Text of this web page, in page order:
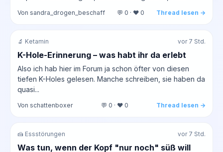
Von sandra_drogen_beschaff 💬 0 · ❤️ 0 Thread lesen →
🔬 Ketamin vor 7 Std.
K-Hole-Erinnerung – was habt ihr da erlebt
Also ich hab hier im Forum ja schon öfter von diesen
tiefen K-Holes gelesen. Manche schreiben, sie haben da
quasi...
Von schattenboxer 💬 0 · ❤️ 0 Thread lesen →
🍰 Essstörungen vor 7 Std.
Was tun, wenn der Kopf "nur noch" süß will